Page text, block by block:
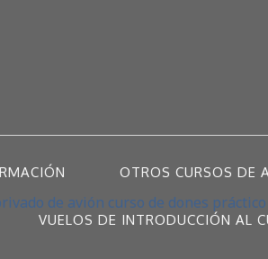
OTROS CURSOS DE
VUELOS DE INTRODUCCIÓN AL